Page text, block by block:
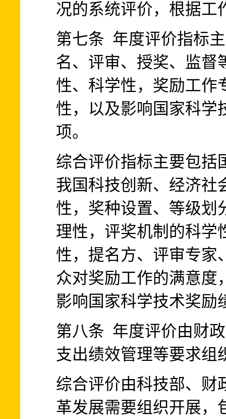
况的系统评价，根据工
第七条 年度评价指标
名、评审、授奖、监督
性、科学性，奖励工作
性，以及影响国家科学
项。
综合评价指标主要包括
我国科技创新、经济社
性，奖种设置、等级划
理性，评奖机制的科学
性，提名方、评审专家
众对奖励工作的满意度
影响国家科学技术奖励
第八条 年度评价由财
支出绩效管理等要求组
综合评价由科技部、财
革发展需要组织开展，